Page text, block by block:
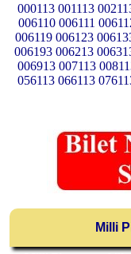
000113 001113
006110 006111
006119 006123
006193 006213
006913 007113
056113 066113
Milli